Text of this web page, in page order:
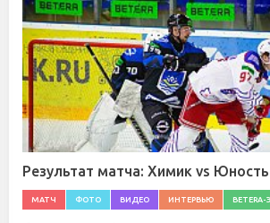
Результат матча: Химик vs Юность
МАТЧ ФОТО ВИДЕО ИНТЕРВЬЮ